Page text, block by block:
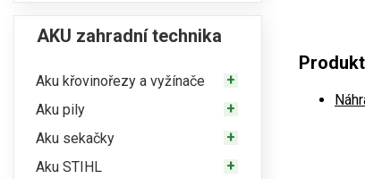
AKU zahradní technika
Aku křovinořezy a vyžínače
Aku pily
Aku sekačky
Aku STIHL